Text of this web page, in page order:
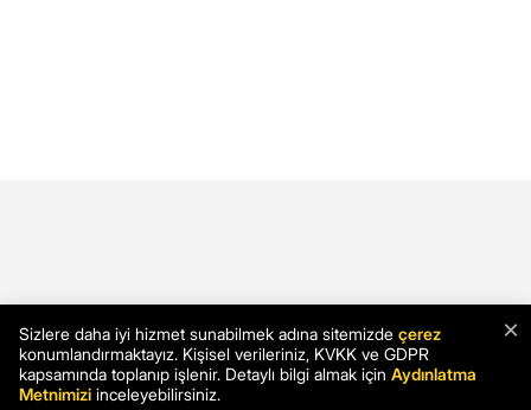
×
Sizlere daha iyi hizmet sunabilmek adına sitemizde çerez
konumlandırmaktayız. Kişisel verileriniz, KVKK ve GDPR
kapsamında toplanıp işlenir. Detaylı bilgi almak için Aydınlatma
Metnimizi inceleyebilirsiniz.